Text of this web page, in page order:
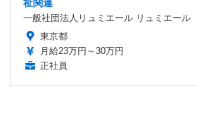
祉関連
一般社団法人リュミエール リュミエール
東京都
月給23万円～30万円
正社員